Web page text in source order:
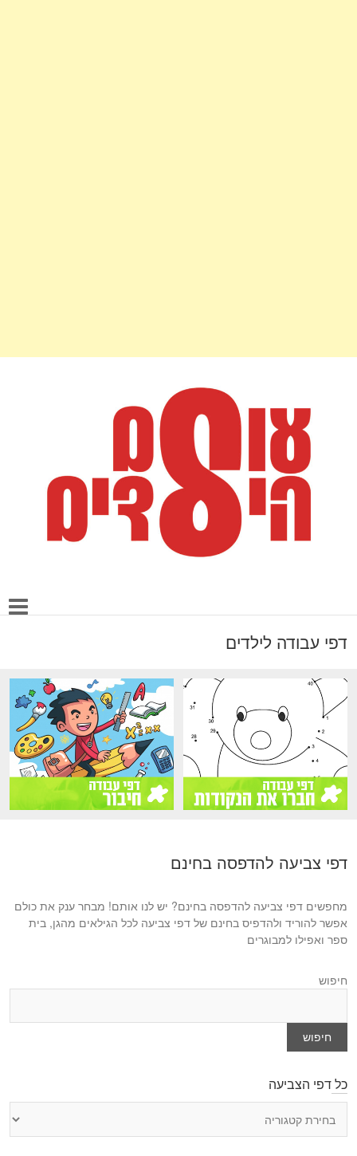
דפי עבודה לילדים
דפי צביעה להדפסה בחינם
מחפשים דפי צביעה להדפסה בחינם? יש לנו אותם! מבחר ענק את כולם
אפשר להוריד ולהדפיס בחינם של דפי צביעה לכל הגילאים מהגן, בית
ספר ואפילו למבוגרים
חיפוש
חיפוש
כל דפי הצביעה